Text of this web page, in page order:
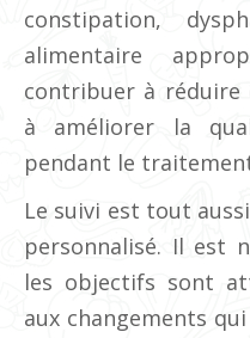
constipation,
alimentaire
contribuer à réduire
à améliorer la
pendant le
Le suivi est tout
personnalisé. Il est
les objectifs sont
aux changements